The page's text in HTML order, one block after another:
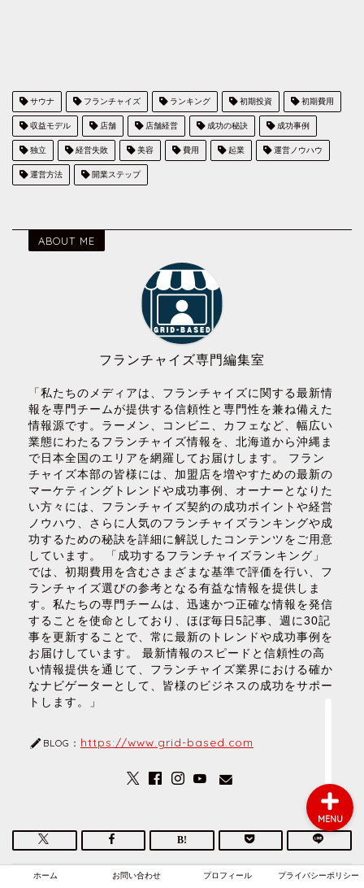
サウナ フランチャイズ ランキング 初期投資 初期費用
収益モデル 店舗 店舗経営 成功の秘訣 成功事例
独立 経営失敗 美容 費用 起業 運営ノウハウ
運営方法 開業ステップ
ABOUT ME
フランチャイズ専門編集室
「私たちのメディアは、フランチャイズに関する最新情
報を専門チームが提供する信頼性と専門性を兼ね備えた
情報源です。ラーメン、コンビニ、カフェなど、幅広い
業態にわたるフランチャイズ情報を、北海道から沖縄ま
で日本全国のエリアを網羅してお届けします。 フラン
チャイズ本部の皆様には、加盟店を増やすための最新の
マーケティングトレンドや成功事例、オーナーとなりた
い方々には、フランチャイズ契約の成功ポイントや経営
ノウハウ、さらに人気のフランチャイズランキングや成
功するための秘訣を詳細に解説したコンテンツをご用意
しています。 「成功するフランチャイズランキング」
では、初期費用を含むさまざまな基準で評価を行い、フ
ランチャイズ選びの参考となる有益な情報を提供しま
す。私たちの専門チームは、迅速かつ正確な情報を発信
することを使命としており、ほぼ毎日5記事、週に30記
事を更新することで、常に最新のトレンドや成功事例を
お届けしています。 最新情報のスピードと信頼性の高
い情報提供を通じて、フランチャイズ業界における確か
なナビゲーターとして、皆様のビジネスの成功をサポー
トします。」
BLOG： https://www.grid-based.com
HOME フランチャイズ 美容 サウナ
ホーム お問い合わせ プロフィール プライバシーポリシー
MENU
ホーム
お問い合わせ
プロフィール